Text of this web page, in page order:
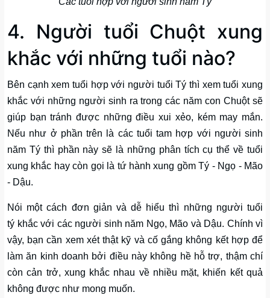
4. Người tuổi Chuột xung
khắc với những tuổi nào?
Bên cạnh xem tuổi hợp với người tuổi Tý thì xem tuổi xung
khắc với những người sinh ra trong các năm con Chuột sẽ
giúp bạn tránh được những điều xui xẻo, kém may mắn.
Nếu như ở phần trên là các tuổi tam hợp với người sinh
năm Tý thì phần này sẽ là những phân tích cụ thể về tuổi
xung khắc hay còn gọi là tứ hành xung gồm Tý - Ngọ - Mão
- Dậu.
Nói một cách đơn giản và dễ hiểu thì những người tuổi
tý khắc với các người sinh năm Ngọ, Mão và Dậu. Chính vì
vậy, bạn cần xem xét thật kỹ và cố gắng không kết hợp để
làm ăn kinh doanh bởi điều này không hề hỗ trợ, thậm chí
còn cản trở, xung khắc nhau về nhiều mặt, khiến kết quả
không được như mong muốn.